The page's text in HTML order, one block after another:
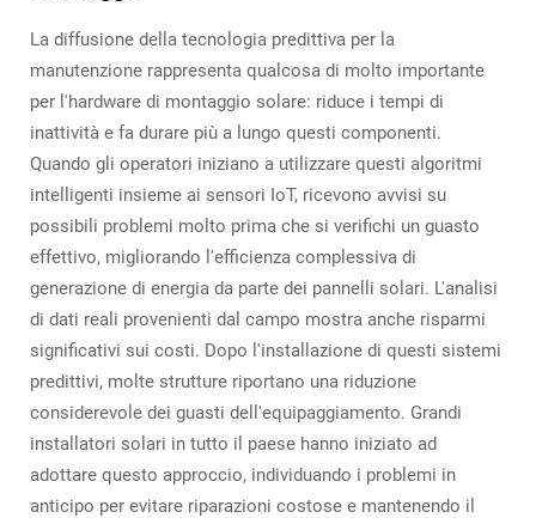
La diffusione della tecnologia predittiva per la
manutenzione rappresenta qualcosa di molto importante
per l'hardware di montaggio solare: riduce i tempi di
inattività e fa durare più a lungo questi componenti.
Quando gli operatori iniziano a utilizzare questi algoritmi
intelligenti insieme ai sensori IoT, ricevono avvisi su
possibili problemi molto prima che si verifichi un guasto
effettivo, migliorando l'efficienza complessiva di
generazione di energia da parte dei pannelli solari. L'analisi
di dati reali provenienti dal campo mostra anche risparmi
significativi sui costi. Dopo l'installazione di questi sistemi
predittivi, molte strutture riportano una riduzione
considerevole dei guasti dell'equipaggiamento. Grandi
installatori solari in tutto il paese hanno iniziato ad
adottare questo approccio, individuando i problemi in
anticipo per evitare riparazioni costose e mantenendo il